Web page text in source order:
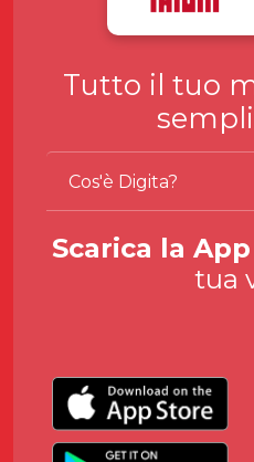
Tutto il tuo
Cos'è Digita?
Scarica la App
tua